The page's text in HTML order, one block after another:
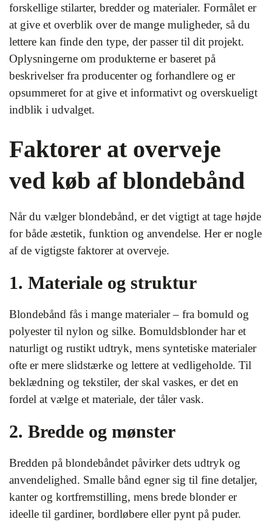
forskellige stilarter, bredder og materialer. Formålet er
at give et overblik over de mange muligheder, så du
lettere kan finde den type, der passer til dit projekt.
Oplysningerne om produkterne er baseret på
beskrivelser fra producenter og forhandlere og er
opsummeret for at give et informativt og overskueligt
indblik i udvalget.
Faktorer at overveje
ved køb af blondebånd
Når du vælger blondebånd, er det vigtigt at tage højde
for både æstetik, funktion og anvendelse. Her er nogle
af de vigtigste faktorer at overveje.
1. Materiale og struktur
Blondebånd fås i mange materialer – fra bomuld og
polyester til nylon og silke. Bomuldsblonder har et
naturligt og rustikt udtryk, mens syntetiske materialer
ofte er mere slidstærke og lettere at vedligeholde. Til
beklædning og tekstiler, der skal vaskes, er det en
fordel at vælge et materiale, der tåler vask.
2. Bredde og mønster
Bredden på blondebåndet påvirker dets udtryk og
anvendelighed. Smalle bånd egner sig til fine detaljer,
kanter og kortfremstilling, mens brede blonder er
ideelle til gardiner, bordløbere eller pynt på puder.